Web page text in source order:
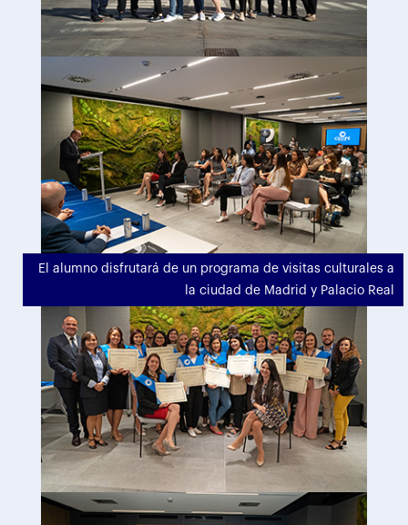
El alumno disfrutará de un programa de visitas culturales a
la ciudad de Madrid y Palacio Real